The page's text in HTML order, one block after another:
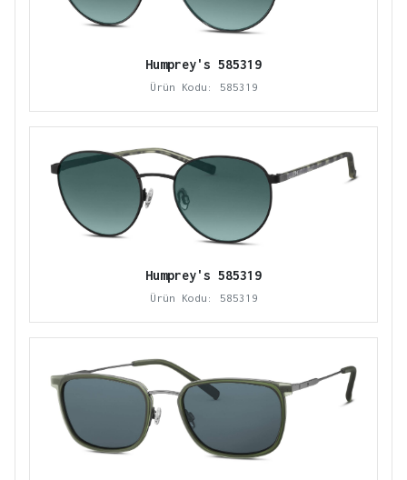
Humprey's 585319
Ürün Kodu: 585319
Humprey's 585319
Ürün Kodu: 585319